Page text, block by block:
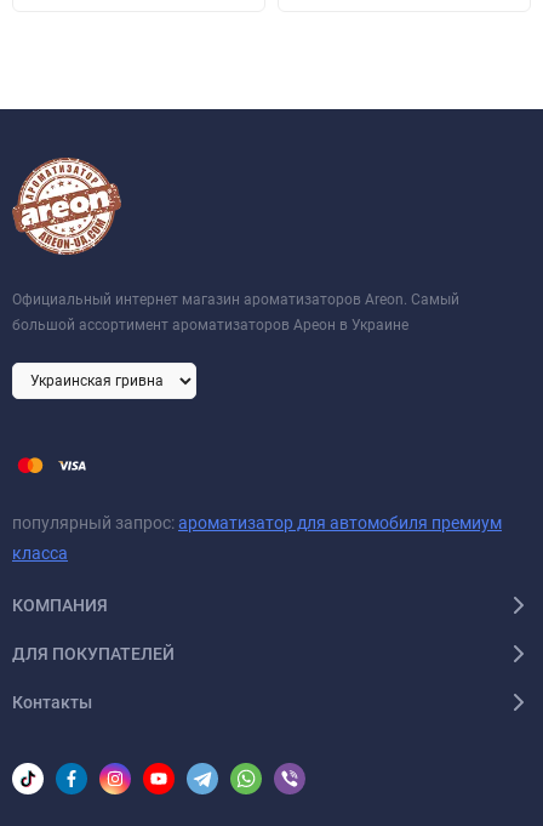
Официальный интернет магазин ароматизаторов Areon. Самый
большой ассортимент ароматизаторов Ареон в Украине
популярный запрос:ароматизатор для автомобиля премиум
класса
КОМПАНИЯ
ДЛЯ ПОКУПАТЕЛЕЙ
Контакты